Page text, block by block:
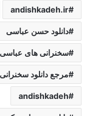
andishkadeh.ir
دانلود حسن عباسی
سخنرانی های عباسی
مرجع دانلود
andishkadeh